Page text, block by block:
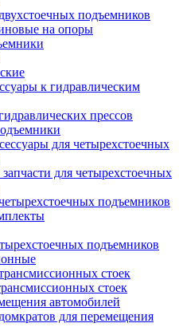
подъемников
на опоры
к гидравлическим
прессов
для четырехстоечных
для четырехстоечных
подъемников
подъемников
стоек
стоек
автомобилей
для перемещения